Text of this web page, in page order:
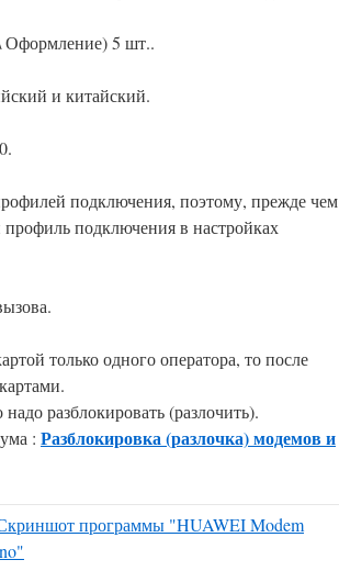
5 шт..
и китайский.
подключения, поэтому, прежде чем
подключения в настройках
только одного оператора, то после
разблокировать (разлочить).
: Разблокировка (разлочка) модемов и